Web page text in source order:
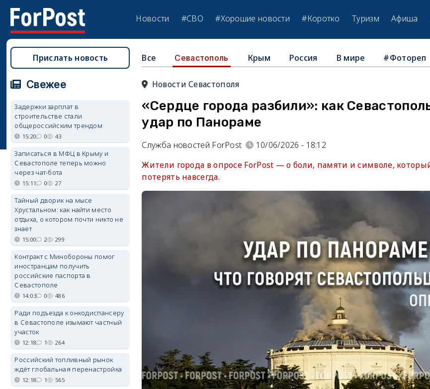
Новости #СВО #Хорошие новости #Коротко Туризм Афиша
Все Севастополь Крым Россия В мире #Фотореп
Новости Севастополя
«Сердце города разбили»: как
удар по Панораме
Служба новостей ForPost
10/06/2026 - 18:12
Жители города в опросе ForPost — о боли, памяти и символе,
потерять навсегда.
Прислать новость
Свежее
Задержки зарплат в
строительстве стали
общероссийским трендом
15:20 0 43
Записаться в МФЦ в Крыму и
Севастополе теперь можно
через чат-бота
15:11 0 27
Тайный дворик на мысе
Хрустальном: как найти место
отдыха, о котором почти никто не
знает
15:00 2 299
Контракт с Минобороны помог
иностранцам получить
российские паспорта в
Севастополе
14:03 0 486
Ради подъезда к онкодиспансеру
в Севастополе изымают частный
участок
12:18 1 264
Российский топливный рынок
ждёт глобальная перенастройка
12:18 1 565